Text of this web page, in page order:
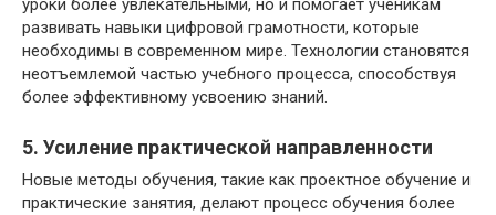
уроки более увлекательными, но и помогает ученикам
развивать навыки цифровой грамотности, которые
необходимы в современном мире. Технологии становятся
неотъемлемой частью учебного процесса, способствуя
более эффективному усвоению знаний.
5. Усиление практической направленности
Новые методы обучения, такие как проектное обучение и
практические занятия, делают процесс обучения более